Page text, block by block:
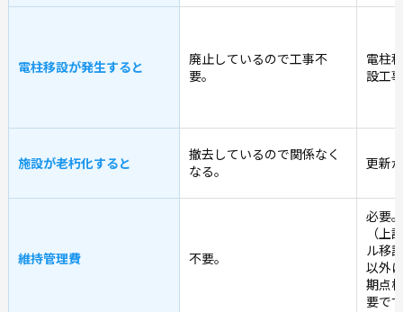
電柱移設が発生すると
廃止しているので工事不
要。
電柱
設工
施設が老朽化すると
撤去しているので関係なく
なる。
更新
維持管理費 不要。
必要。
（上
ル移
以外
期点
要で